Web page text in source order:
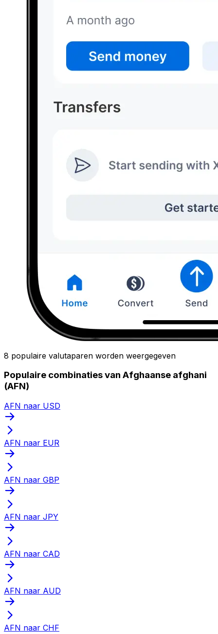
8 populaire valutaparen worden weergegeven
Populaire combinaties van Afghaanse afghani
(AFN)
AFN naar USD
AFN naar EUR
AFN naar GBP
AFN naar JPY
AFN naar CAD
AFN naar AUD
AFN naar CHF